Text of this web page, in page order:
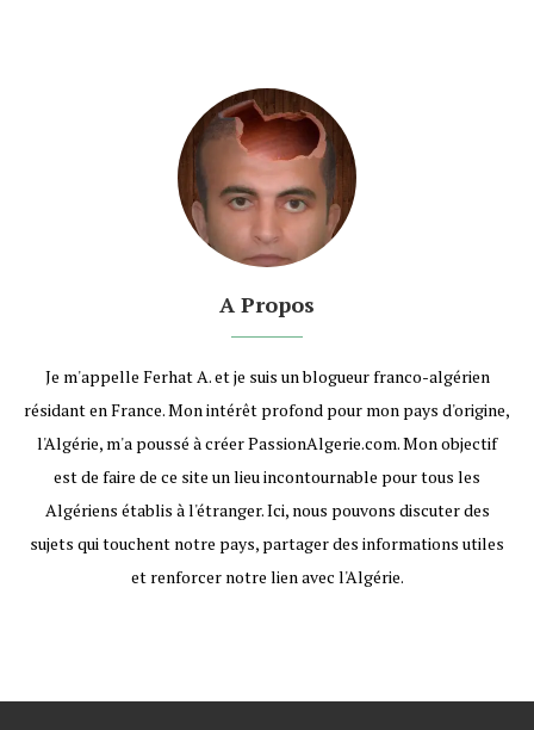
A Propos
Je m'appelle Ferhat A. et je suis un blogueur franco-algérien
résidant en France. Mon intérêt profond pour mon pays d'origine,
l'Algérie, m'a poussé à créer PassionAlgerie.com. Mon objectif
est de faire de ce site un lieu incontournable pour tous les
Algériens établis à l'étranger. Ici, nous pouvons discuter des
sujets qui touchent notre pays, partager des informations utiles
et renforcer notre lien avec l'Algérie.